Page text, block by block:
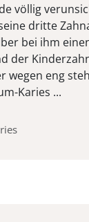
völlig
dritte
bei ihm
der
wegen eng
Karies ...